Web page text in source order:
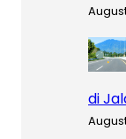
di